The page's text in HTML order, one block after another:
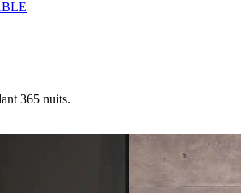
365 nuits.